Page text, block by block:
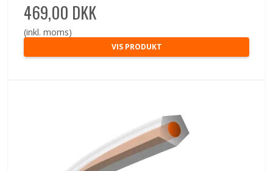
469,00 DKK
(inkl. moms)
VIS PRODUKT